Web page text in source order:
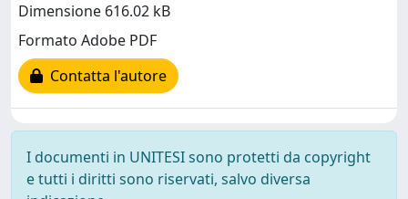
Dimensione 616.02 kB
Formato Adobe PDF
Contatta l'autore
I documenti in UNITESI sono protetti da copyright
e tutti i diritti sono riservati, salvo diversa